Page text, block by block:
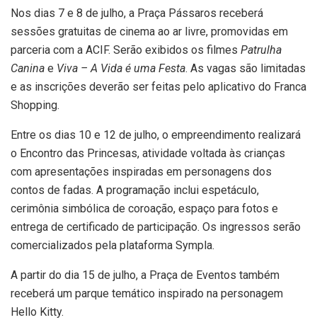
Nos dias 7 e 8 de julho, a Praça Pássaros receberá
sessões gratuitas de cinema ao ar livre, promovidas em
parceria com a ACIF. Serão exibidos os filmes Patrulha
Canina e Viva – A Vida é uma Festa. As vagas são limitadas
e as inscrições deverão ser feitas pelo aplicativo do Franca
Shopping.
Entre os dias 10 e 12 de julho, o empreendimento realizará
o Encontro das Princesas, atividade voltada às crianças
com apresentações inspiradas em personagens dos
contos de fadas. A programação inclui espetáculo,
cerimônia simbólica de coroação, espaço para fotos e
entrega de certificado de participação. Os ingressos serão
comercializados pela plataforma Sympla.
A partir do dia 15 de julho, a Praça de Eventos também
receberá um parque temático inspirado na personagem
Hello Kitty.